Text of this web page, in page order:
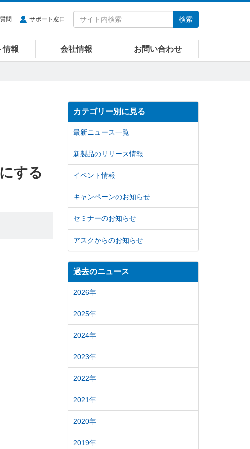
問 サポート窓口 検索
情報 会社情報 お問い合わせ
する
カテゴリー別に見る
最新ニュース一覧
新製品のリリース情報
イベント情報
キャンペーンのお知らせ
セミナーのお知らせ
アスクからのお知らせ
過去のニュース
2026年
2025年
2024年
2023年
2022年
2021年
2020年
2019年